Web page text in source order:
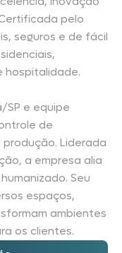
pelo
seguros e de fácil
hospitalidade.
SP e equipe
de
Liderada
a empresa alia
Seu
espaços,
ambientes
os clientes.